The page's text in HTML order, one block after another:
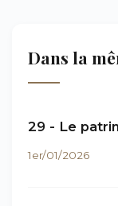
Dans la
29 - Le
1er/01/2026